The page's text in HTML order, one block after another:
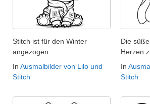
Stitch ist für den Winter
angezogen.
In Ausmalbilder von Lilo und
Stitch
Die
Herzen
In
Stitch